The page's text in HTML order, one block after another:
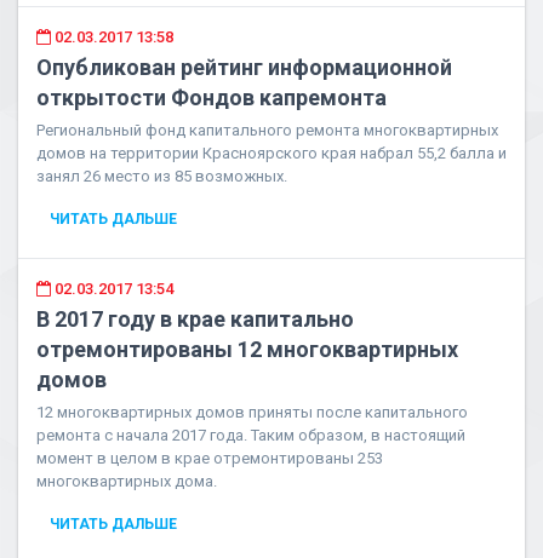
02.03.2017 13:58
Опубликован рейтинг информационной
открытости Фондов капремонта
Региональный фонд капитального ремонта многоквартирных
домов на территории Красноярского края набрал 55,2 балла и
занял 26 место из 85 возможных.
ЧИТАТЬ ДАЛЬШЕ
02.03.2017 13:54
В 2017 году в крае капитально
отремонтированы 12 многоквартирных
домов
12 многоквартирных домов приняты после капитального
ремонта с начала 2017 года. Таким образом, в настоящий
момент в целом в крае отремонтированы 253
многоквартирных дома.
ЧИТАТЬ ДАЛЬШЕ